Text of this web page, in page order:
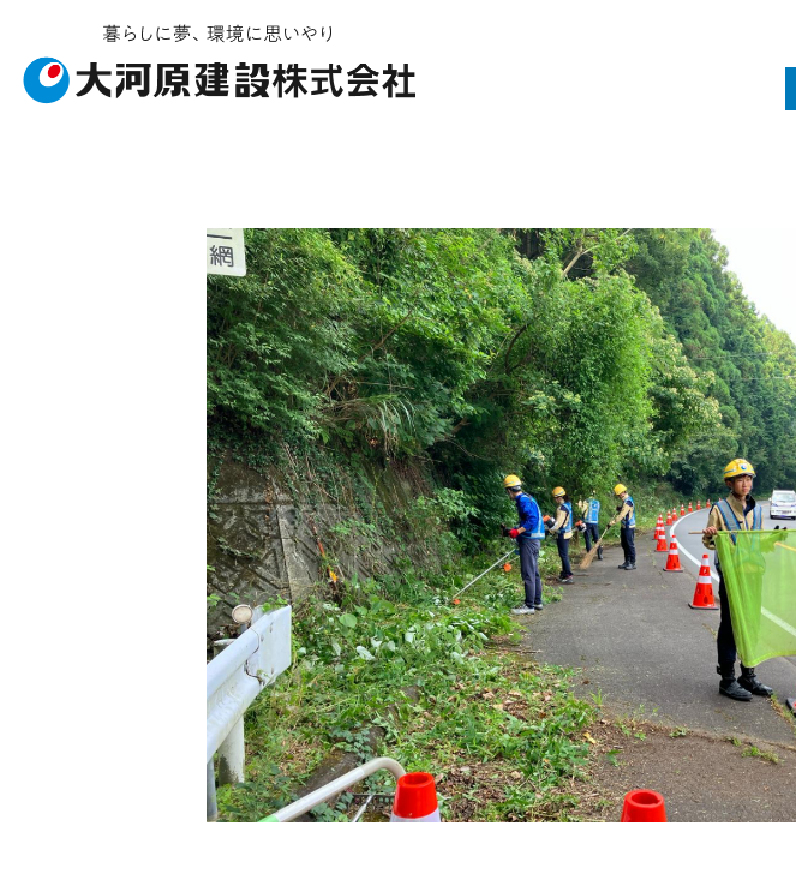
受賞履歴 社会貢献 地域スポーツ貢献
建築工事 土木工事
会社概要 安全/品質/環境への取り組み
ソライエ 不動産情報